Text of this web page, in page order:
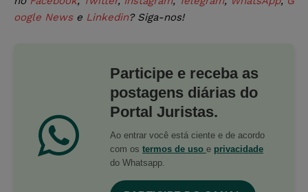
oogle Newse Linkedin? Siga-nos!
Participe e receba as
postagens diárias do
Portal Juristas.
Ao entrar você está ciente e de acordo
com os termos de uso e privacidade
do Whatsapp.